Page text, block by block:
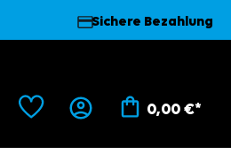
Sichere Bezahlung
0,00 €*